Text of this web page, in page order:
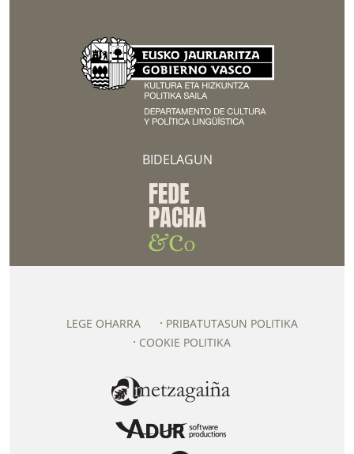
BIDELAGUN
LEGE OHARRA
PRIBATUTASUN POLITIKA
COOKIE POLITIKA